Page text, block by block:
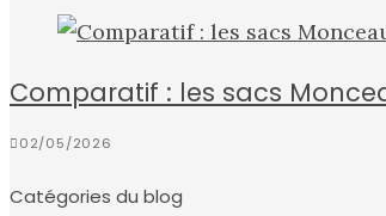
Comparatif : les sacs
02/05/2026
Catégories du blog